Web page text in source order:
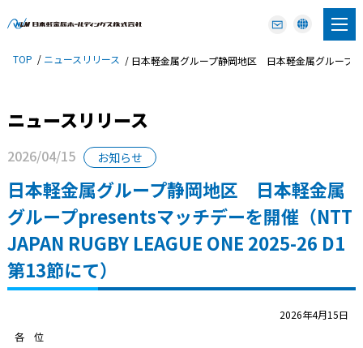
TOP ニュースリリース 日本軽金属グループ静岡地区 日本軽金属グループ
ニュースリリース
2026/04/15 お知らせ
日本軽金属グループ静岡地区 日本軽金属
グループpresentsマッチデーを開催（NTT
JAPAN RUGBY LEAGUE ONE 2025-26 D1
第13節にて）
2026年4月15日
各 位